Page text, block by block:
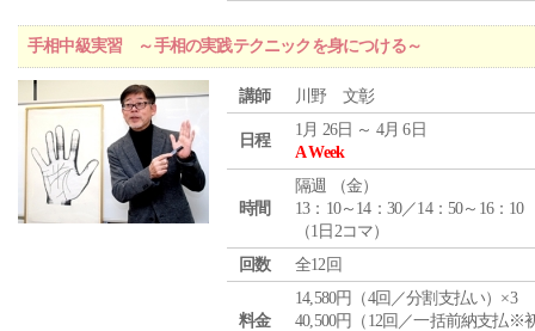
手相中級実習 ～手相の実践テクニックを身につける～
講師 川野 文彰
日程
1月 26日 ～ 4月 6日
A Week
時間
隔週 （金）
13：10～14：30／14：50～16：10
（1日2コマ）
回数
全12回
料金
14,580円（4回／分割支払い）×3
40,500円（12回／一括前納支払※